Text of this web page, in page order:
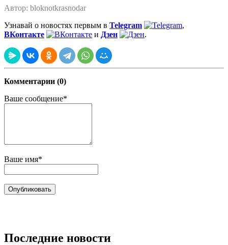
Автор: bloknotkrasnodar
Узнавай о новостях первым в Telegram
,
ВКонтакте
и Дзен .
Комментарии (0)
Ваше сообщение*
Ваше имя*
Последние новости